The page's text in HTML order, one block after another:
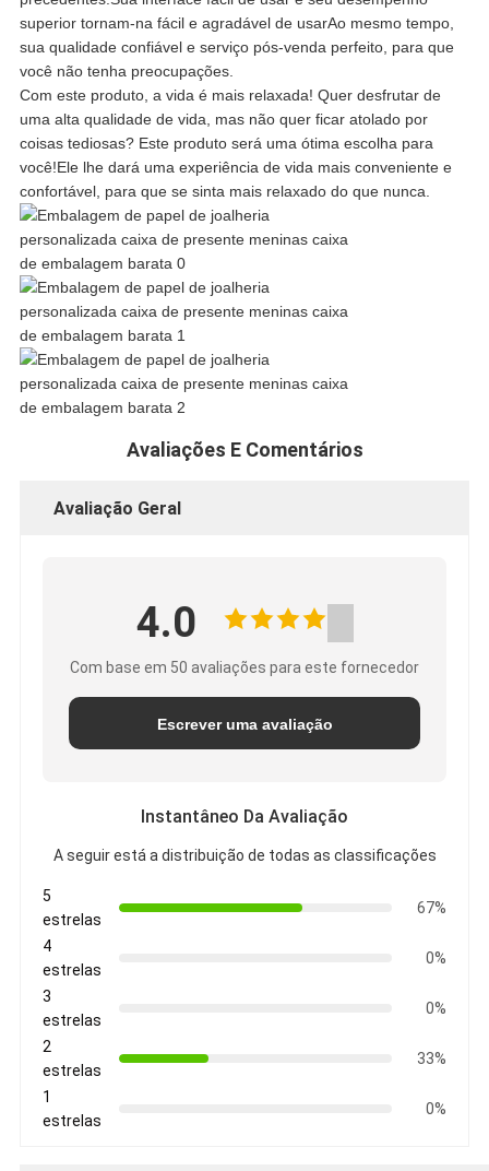
DE
PRIVACIDADE
superior tornam-na fácil e agradável de usarAo mesmo tempo,
sua qualidade confiável e serviço pós-venda perfeito, para que
você não tenha preocupações.
Com este produto, a vida é mais relaxada! Quer desfrutar de
uma alta qualidade de vida, mas não quer ficar atolado por
coisas tediosas? Este produto será uma ótima escolha para
você!Ele lhe dará uma experiência de vida mais conveniente e
confortável, para que se sinta mais relaxado do que nunca.
Avaliações E Comentários
Avaliação Geral
4.0
Com base em 50 avaliações para este fornecedor
Escrever uma avaliação
Instantâneo Da Avaliação
A seguir está a distribuição de todas as classificações
5
estrelas
67%
4
estrelas
0%
3
estrelas
0%
2
estrelas
33%
1
estrelas
0%